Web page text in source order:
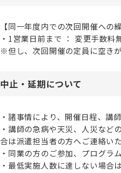
【同一年度内での次回開催への
・1営業日前まで ： 変更手数料
※但し、次回開催の定員に空き
中止・延期について
・諸事情により、開催日程、講
・講師の急病や天災、人災など
合は派遣担当者の方へご連絡い
・同業の方のご参加、プログラ
・最低実施人数に達しない場合